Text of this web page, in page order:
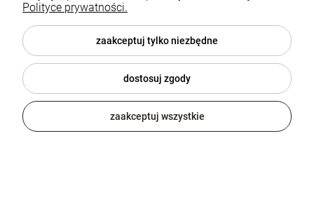
dekoracje lub rośliny.
Meble loftowe w stylu
industrialnym – dlaczego są
tak chętnie wybierane? Konsole
drewniane są tym, czego
Polityce prywatności.
zaakceptuj tylko niezbędne
dostosuj zgody
zaakceptuj wszystkie